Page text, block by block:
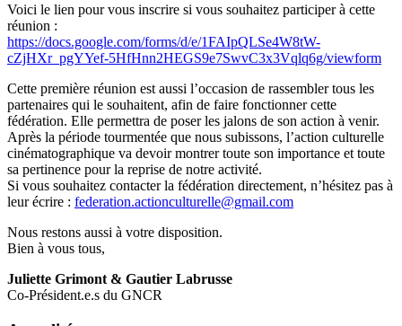
Voici le lien pour vous inscrire si vous souhaitez participer à cette
réunion :
https://docs.google.com/forms/d/e/1FAIpQLSe4W8tW-
cZjHXr_pgYYef-5HfHnn2HEGS9e7SwvC3x3Vqlq6g/viewform
Cette première réunion est aussi l’occasion de rassembler tous les
partenaires qui le souhaitent, afin de faire fonctionner cette
fédération. Elle permettra de poser les jalons de son action à venir.
Après la période tourmentée que nous subissons, l’action culturelle
cinématographique va devoir montrer toute son importance et toute
sa pertinence pour la reprise de notre activité.
Si vous souhaitez contacter la fédération directement, n’hésitez pas à
leur écrire : federation.actionculturelle@gmail.com
Nous restons aussi à votre disposition.
Bien à vous tous,
Juliette Grimont & Gautier Labrusse
Co-Président.e.s du GNCR